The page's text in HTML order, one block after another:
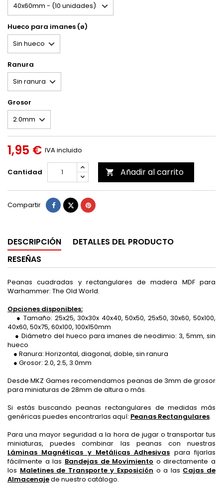
Hueco para imanes (ø)
Ranura
Grosor
1,95 € IVA incluido
Cantidad  Añadir al carrito
Compartir Compartir
TuitearPinterest
DESCRIPCIÓN
DETALLES DEL PRODUCTO
RESEÑAS
Peanas cuadradas y rectangulares de madera MDF para
Warhammer: The Old World.
Opciones disponibles:
● Tamaño: 25x25, 30x30x 40x40, 50x50, 25x50, 30x60, 50x100,
40x60, 50x75, 60x100, 100x150mm
● Diámetro del hueco para imanes de neodimio: 3, 5mm, sin
hueco
● Ranura: Horizontal, diagonal, doble, sin ranura
● Grosor: 2.0, 2.5, 3.0mm
Desde MKZ Games recomendamos peanas de 3mm de grosor
para miniaturas de 28mm de altura o más.
Si estás buscando peanas rectangulares de medidas más
genéricas puedes encontrarlas aquí: Peanas Rectangulares.
Para una mayor seguridad a la hora de jugar o transportar tus
miniaturas, puedes combinar las peanas con nuestras
Láminas Magnéticas y Metálicas Adhesivas para fijarlas
fácilmente a las Bandejas de Movimiento o directamente a
los Maletines de Transporte y Exposición o a las Cajas de
Almacenajede nuestro catálogo.